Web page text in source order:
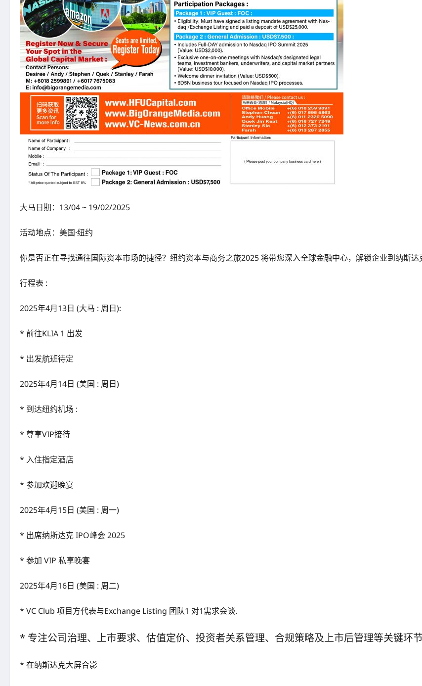
大马日期：13/04 ~ 19/02/2025
活动地点：美国·纽约
你是否正在寻找通往国际资本市场的捷径？纽约资本与商务之旅2025 将带您深入全球金融中心，解锁企业到纳斯
行程表 :
2025年4月13日 (大马 : 周日):
* 前往KLIA 1 出发
* 出发航班待定
2025年4月14日 (美国 : 周日)
* 到达纽约机场 :
* 尊享VIP接待
* ⁠入住指定酒店
* ⁠参加欢迎晚宴
2025年4月15日 (美国 : 周一)
* 出席纳斯达克 IPO峰会 2025
* ⁠参加 VIP 私享晚宴
2025年4月16日 (美国 : 周二)
* VC Club 项目方代表与Exchange Listing 团队1 对1需求会谈.
* 专注公司治理、上市要求、估值定价、投资者关系管理、合规策略及上市后管理等关键环节
* 在纳斯达克大屏合影